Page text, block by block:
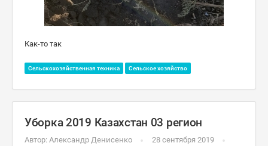
Как-то так
Сельскохозяйственная техника Сельское хозяйство
Уборка 2019 Казахстан 03 регион
Автор: Александр Денисенко
28 сентября 2019